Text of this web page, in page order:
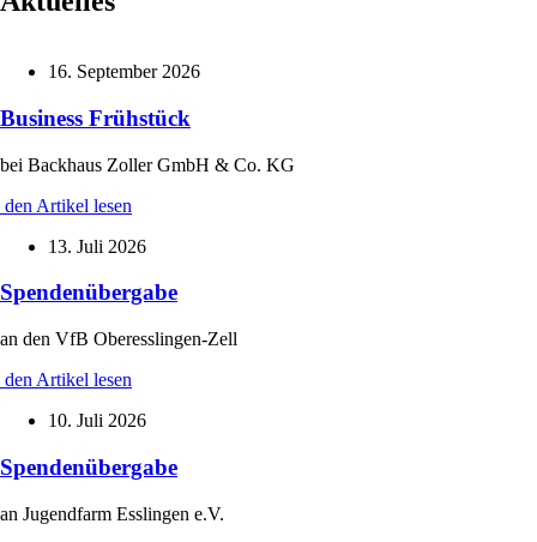
16. September 2026
Business Frühstück
bei Backhaus Zoller GmbH & Co. KG
den Artikel lesen
13. Juli 2026
Spendenübergabe
an den VfB Oberesslingen-Zell
den Artikel lesen
10. Juli 2026
Spendenübergabe
an Jugendfarm Esslingen e.V.